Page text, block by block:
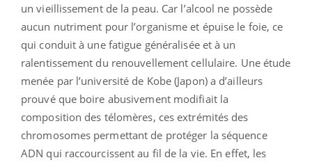
un vieillissement de la peau. Car l’alcool ne possède
aucun nutriment pour l’organisme et épuise le foie, ce
qui conduit à une fatigue généralisée et à un
ralentissement du renouvellement cellulaire. Une étude
menée par l’université de Kobe (Japon) a d’ailleurs
prouvé que boire abusivement modifiait la
composition des télomères, ces extrémités des
chromosomes permettant de protéger la séquence
ADN qui raccourcissent au fil de la vie. En effet, les